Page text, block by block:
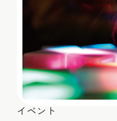
イベント